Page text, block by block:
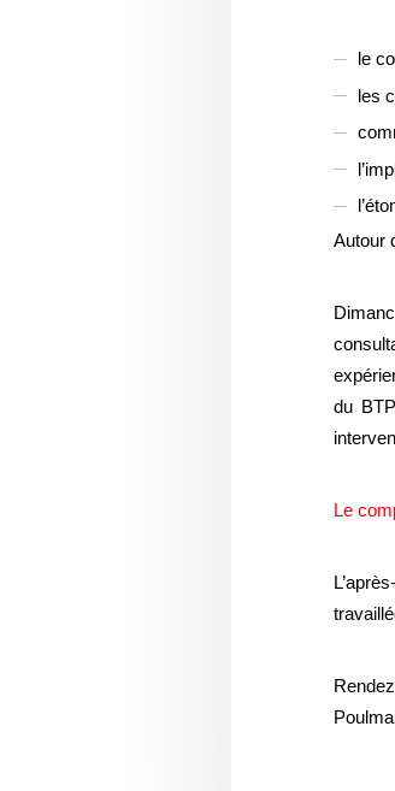
le
les
Autour
du
Le